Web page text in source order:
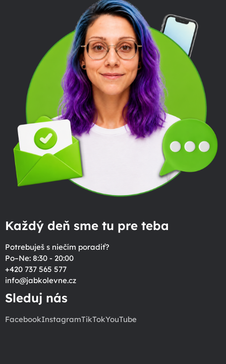
Každý deň sme tu pre teba
Potrebuješ s niečím poradiť?
Po–Ne: 8:30 - 20:00
+420 737 565 577
info@jabkolevne.cz
Sleduj nás
FacebookInstagramTikTokYouTube